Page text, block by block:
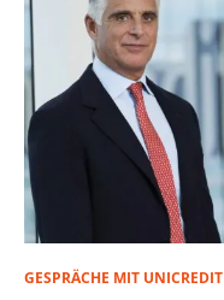
GESPRÄCHE MIT UNICREDIT